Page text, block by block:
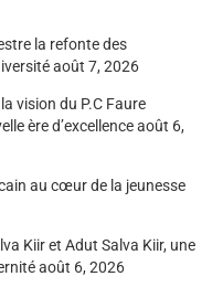
la refonte des
août 7, 2026
vision du P.C Faure
ère d’excellenceaoût 6,
au cœur de la jeunesse
Kiir et Adut Salva Kiir, une
août 6, 2026